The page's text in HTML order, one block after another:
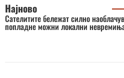
Најново
Сателитите бележат силно
попладне можни локални